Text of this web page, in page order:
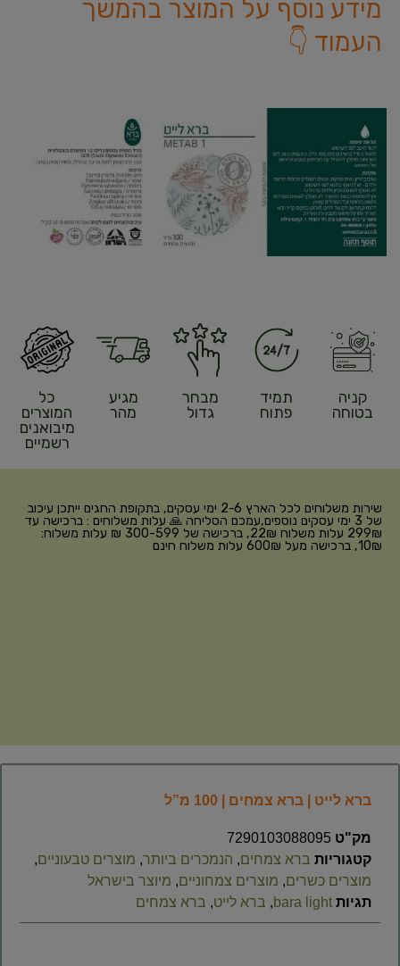
מידע נוסף על המוצר בהמשך
העמוד 👇
קניה
בטוחה
תמיד
פתוח
מבחר
גדול
מגיע
מהר
כל
המוצרים
מיבואנים
רשמיים
שירות משלוחים לכל הארץ 2-6 ימי עסקים, בתקופת החגים ייתכן עיכוב
של 3 ימי עסקים נוספים,עמכם הסליחה 🙏 עלות משלוחים : ברכישה עד
299₪ עלות משלוח 22₪, ברכישה של 300-599 ₪ עלות משלוח:
10₪, ברכישה מעל 600₪ עלות משלוח חינם
ברא לייט | ברא צמחים | 100 מ”ל
מק"ט 7290103088095
קטגוריות ברא צמחים, הנמכרים ביותר, מוצרים טבעוניים,
מוצרים כשרים, מוצרים צמחוניים, מיוצר בישראל
תגיות bara light
, ברא לייט, ברא צמחים